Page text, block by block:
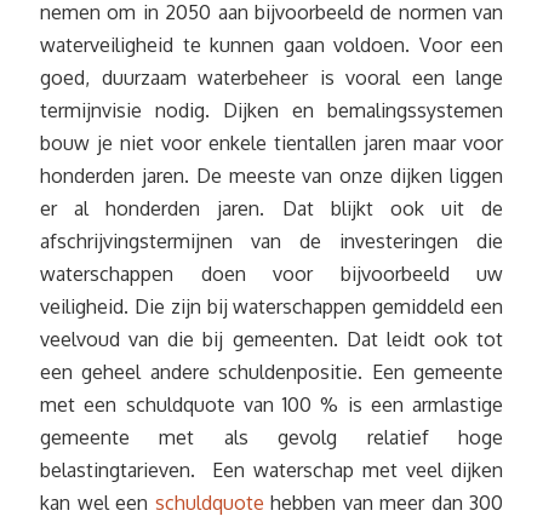
nemen om in 2050 aan bijvoorbeeld de normen van
waterveiligheid te kunnen gaan voldoen. Voor een
goed, duurzaam waterbeheer is vooral een lange
termijnvisie nodig. Dijken en bemalingssystemen
bouw je niet voor enkele tientallen jaren maar voor
honderden jaren. De meeste van onze dijken liggen
er al honderden jaren. Dat blijkt ook uit de
afschrijvingstermijnen van de investeringen die
waterschappen doen voor bijvoorbeeld uw
veiligheid. Die zijn bij waterschappen gemiddeld een
veelvoud van die bij gemeenten. Dat leidt ook tot
een geheel andere schuldenpositie. Een gemeente
met een schuldquote van 100 % is een armlastige
gemeente met als gevolg relatief hoge
belastingtarieven. Een waterschap met veel dijken
kan wel een schuldquote hebben van meer dan 300